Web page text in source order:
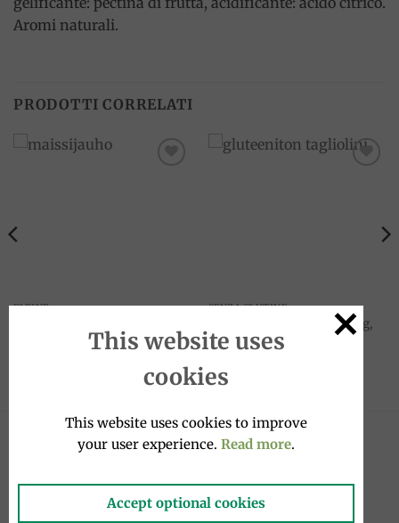
Aromi naturali.
PRODOTTI CORRELATI
FARINE SENZA GLUTINE
tagliolini senza glutine 250g,
antico pastificio umbro
4.50
€
Galletti 800g, Mulino Bianco
This website uses
cookies
This website uses cookies to improve
your user experience. Read more.
Accept optional cookies